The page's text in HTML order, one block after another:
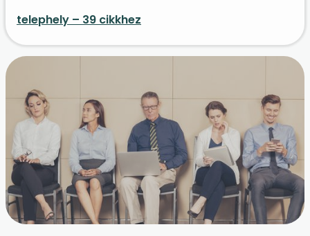
telephely – 39 cikkhez